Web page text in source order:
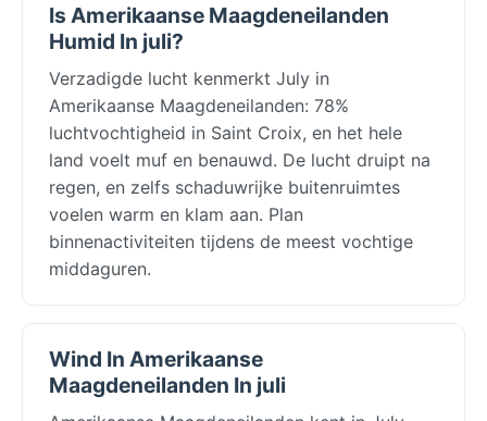
Is Amerikaanse Maagdeneilanden
Humid In juli?
Verzadigde lucht kenmerkt July in
Amerikaanse Maagdeneilanden: 78%
luchtvochtigheid in Saint Croix, en het hele
land voelt muf en benauwd. De lucht druipt na
regen, en zelfs schaduwrijke buitenruimtes
voelen warm en klam aan. Plan
binnenactiviteiten tijdens de meest vochtige
middaguren.
Wind In Amerikaanse
Maagdeneilanden In juli